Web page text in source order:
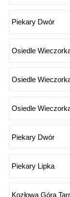
Piekary Dwór
Osiedle
Osiedle
Osiedle
Piekary Dwór
Piekary Lipka
Kozłowa Góra